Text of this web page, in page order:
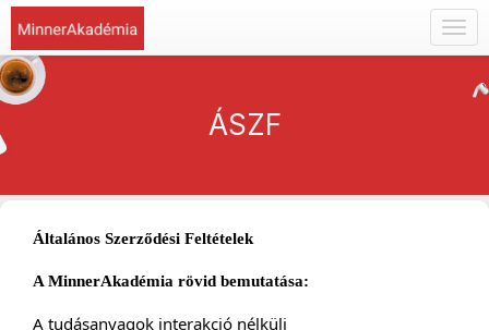
ÁSZF
Általános Szerződési Feltételek
A MinnerAkadémia rövid bemutatása:
A tudásanyagok interakció nélküli